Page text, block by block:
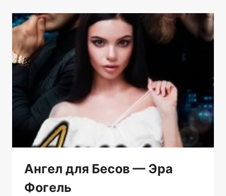
ВЕБЕР
Ангел для Бесов — Эра
Фогель